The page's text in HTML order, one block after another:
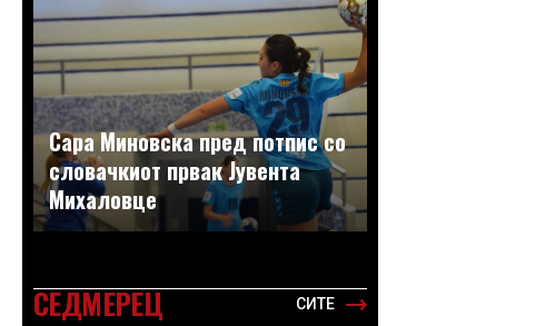
Сара Миновска пред потпис со
словачкиот првак Јувента
Михаловце
СЕДМЕРЕЦ СИТЕ